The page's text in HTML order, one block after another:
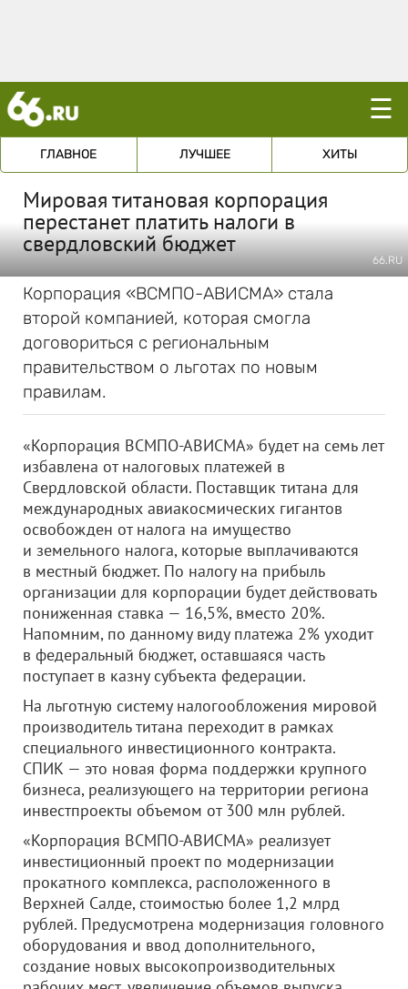
☰
ГЛАВНОЕ ЛУЧШЕЕ ХИТЫ
Мировая титановая корпорация
перестанет платить налоги в
свердловский бюджет
66.RU
Корпорация «ВСМПО-АВИСМА» стала
второй компанией, которая смогла
договориться с региональным
правительством о льготах по новым
правилам.
«Корпорация ВСМПО-АВИСМА» будет на семь лет
избавлена от налоговых платежей в
Свердловской области. Поставщик титана для
международных авиакосмических гигантов
освобожден от налога на имущество
и земельного налога, которые выплачиваются
в местный бюджет. По налогу на прибыль
организации для корпорации будет действовать
пониженная ставка — 16,5%, вместо 20%.
Напомним, по данному виду платежа 2% уходит
в федеральный бюджет, оставшаяся часть
поступает в казну субъекта федерации.
На льготную систему налогообложения мировой
производитель титана переходит в рамках
специального инвестиционного контракта.
СПИК — это новая форма поддержки крупного
бизнеса, реализующего на территории региона
инвестпроекты объемом от 300 млн рублей.
«Корпорация ВСМПО-АВИСМА» реализует
инвестиционный проект по модернизации
прокатного комплекса, расположенного в
Верхней Салде, стоимостью более 1,2 млрд
рублей. Предусмотрена модернизация головного
оборудования и ввод дополнительного,
создание новых высокопроизводительных